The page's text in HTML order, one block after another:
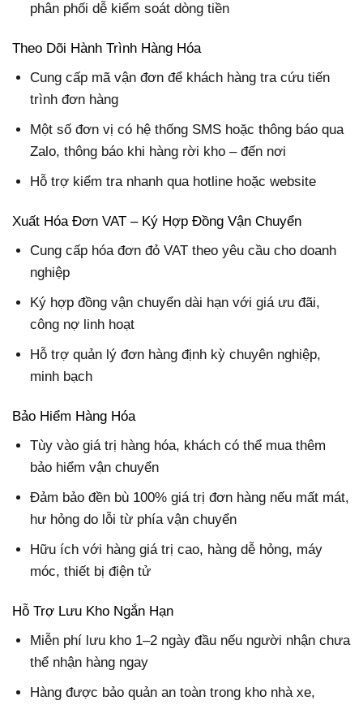
phân phối dễ kiểm soát dòng tiền
Theo Dõi Hành Trình Hàng Hóa
Cung cấp mã vận đơn để khách hàng tra cứu tiến
trình đơn hàng
Một số đơn vị có hệ thống SMS hoặc thông báo qua
Zalo, thông báo khi hàng rời kho – đến nơi
Hỗ trợ kiểm tra nhanh qua hotline hoặc website
Xuất Hóa Đơn VAT – Ký Hợp Đồng Vận Chuyển
Cung cấp hóa đơn đỏ VAT theo yêu cầu cho doanh
nghiệp
Ký hợp đồng vận chuyển dài hạn với giá ưu đãi,
công nợ linh hoạt
Hỗ trợ quản lý đơn hàng định kỳ chuyên nghiệp,
minh bạch
Bảo Hiểm Hàng Hóa
Tùy vào giá trị hàng hóa, khách có thể mua thêm
bảo hiểm vận chuyển
Đảm bảo đền bù 100% giá trị đơn hàng nếu mất mát,
hư hỏng do lỗi từ phía vận chuyển
Hữu ích với hàng giá trị cao, hàng dễ hỏng, máy
móc, thiết bị điện tử
Hỗ Trợ Lưu Kho Ngắn Hạn
Miễn phí lưu kho 1–2 ngày đầu nếu người nhận chưa
thể nhận hàng ngay
Hàng được bảo quản an toàn trong kho nhà xe,